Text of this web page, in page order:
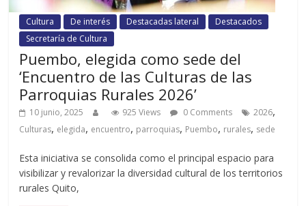
Cultura De interés Destacadas lateral
Destacados
Secretaría de Cultura
Puembo, elegida como sede del
‘Encuentro de las Culturas de las
Parroquias Rurales 2026’
10 junio, 2025 925 Views 0 Comments 2026,
Culturas, elegida, encuentro, parroquias, Puembo, rurales, sede
Esta iniciativa se consolida como el principal espacio para
visibilizar y revalorizar la diversidad cultural de los territorios
rurales Quito,